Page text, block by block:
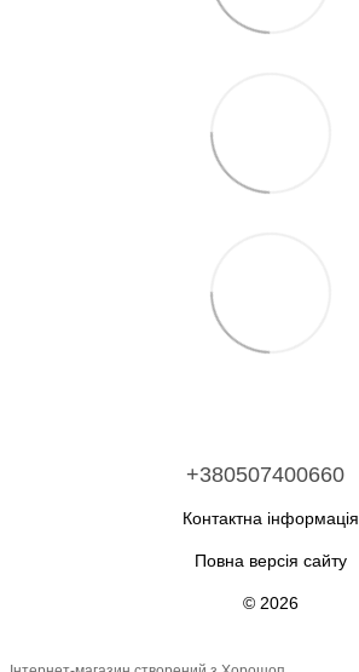
+380507400660
Контактна інформація
Повна версія сайту
© 2026